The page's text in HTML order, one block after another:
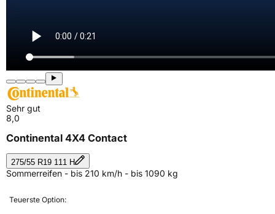
Sehr gut
8,0
Continental 4X4 Contact
275/55 R19 111 H
Sommerreifen - bis 210 km/h - bis 1090 kg
Teuerste Option: